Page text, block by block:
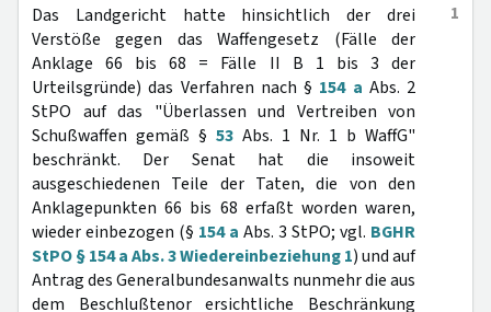
1
Das Landgericht hatte hinsichtlich der drei
Verstöße gegen das Waffengesetz (Fälle der
Anklage 66 bis 68 = Fälle II B 1 bis 3 der
Urteilsgründe) das Verfahren nach § 154 a Abs. 2
StPO auf das "Überlassen und Vertreiben von
Schußwaffen gemäß § 53 Abs. 1 Nr. 1 b WaffG"
beschränkt. Der Senat hat die insoweit
ausgeschiedenen Teile der Taten, die von den
Anklagepunkten 66 bis 68 erfaßt worden waren,
wieder einbezogen (§ 154 a Abs. 3 StPO; vgl. BGHR
StPO § 154 a Abs. 3 Wiedereinbeziehung 1) und auf
Antrag des Generalbundesanwalts nunmehr die aus
dem Beschlußtenor ersichtliche Beschränkung